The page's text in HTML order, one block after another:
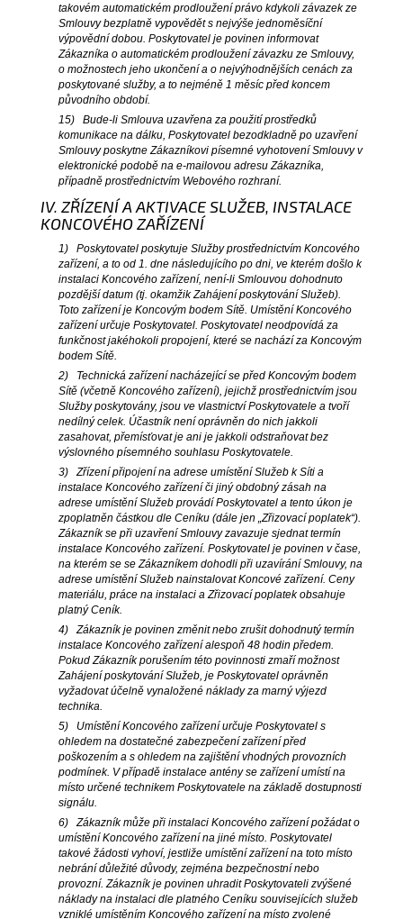
takovém automatickém prodloužení právo kdykoli závazek ze
Smlouvy bezplatně vypovědět s nejvýše jednoměsíční
výpovědní dobou. Poskytovatel je povinen informovat
Zákazníka o automatickém prodloužení závazku ze Smlouvy,
o možnostech jeho ukončení a o nejvýhodnějších cenách za
poskytované služby, a to nejméně 1 měsíc před koncem
původního období.
15) Bude-li Smlouva uzavřena za použití prostředků
komunikace na dálku, Poskytovatel bezodkladně po uzavření
Smlouvy poskytne Zákazníkovi písemné vyhotovení Smlouvy v
elektronické podobě na e-mailovou adresu Zákazníka,
případně prostřednictvím Webového rozhraní.
IV. ZŘÍZENÍ A AKTIVACE SLUŽEB, INSTALACE
KONCOVÉHO ZAŘÍZENÍ
1) Poskytovatel poskytuje Služby prostřednictvím Koncového
zařízení, a to od 1. dne následujícího po dni, ve kterém došlo k
instalaci Koncového zařízení, není-li Smlouvou dohodnuto
pozdější datum (tj. okamžik Zahájení poskytování Služeb).
Toto zařízení je Koncovým bodem Sítě. Umístění Koncového
zařízení určuje Poskytovatel. Poskytovatel neodpovídá za
funkčnost jakéhokoli propojení, které se nachází za Koncovým
bodem Sítě.
2) Technická zařízení nacházející se před Koncovým bodem
Sítě (včetně Koncového zařízení), jejichž prostřednictvím jsou
Služby poskytovány, jsou ve vlastnictví Poskytovatele a tvoří
nedílný celek. Účastník není oprávněn do nich jakkoli
zasahovat, přemísťovat je ani je jakkoli odstraňovat bez
výslovného písemného souhlasu Poskytovatele.
3) Zřízení připojení na adrese umístění Služeb k Síti a
instalace Koncového zařízení či jiný obdobný zásah na
adrese umístění Služeb provádí Poskytovatel a tento úkon je
zpoplatněn částkou dle Ceníku (dále jen „Zřizovací poplatek“).
Zákazník se při uzavření Smlouvy zavazuje sjednat termín
instalace Koncového zařízení. Poskytovatel je povinen v čase,
na kterém se se Zákazníkem dohodli při uzavírání Smlouvy, na
adrese umístění Služeb nainstalovat Koncové zařízení. Ceny
materiálu, práce na instalaci a Zřizovací poplatek obsahuje
platný Ceník.
4) Zákazník je povinen změnit nebo zrušit dohodnutý termín
instalace Koncového zařízení alespoň 48 hodin předem.
Pokud Zákazník porušením této povinnosti zmaří možnost
Zahájení poskytování Služeb, je Poskytovatel oprávněn
vyžadovat účelně vynaložené náklady za marný výjezd
technika.
5) Umístění Koncového zařízení určuje Poskytovatel s
ohledem na dostatečné zabezpečení zařízení před
poškozením a s ohledem na zajištění vhodných provozních
podmínek. V případě instalace antény se zařízení umístí na
místo určené technikem Poskytovatele na základě dostupnosti
signálu.
6) Zákazník může při instalaci Koncového zařízení požádat o
umístění Koncového zařízení na jiné místo. Poskytovatel
takové žádosti vyhoví, jestliže umístění zařízení na toto místo
nebrání důležité důvody, zejména bezpečnostní nebo
provozní. Zákazník je povinen uhradit Poskytovateli zvýšené
náklady na instalaci dle platného Ceníku souvisejících služeb
vzniklé umístěním Koncového zařízení na místo zvolené